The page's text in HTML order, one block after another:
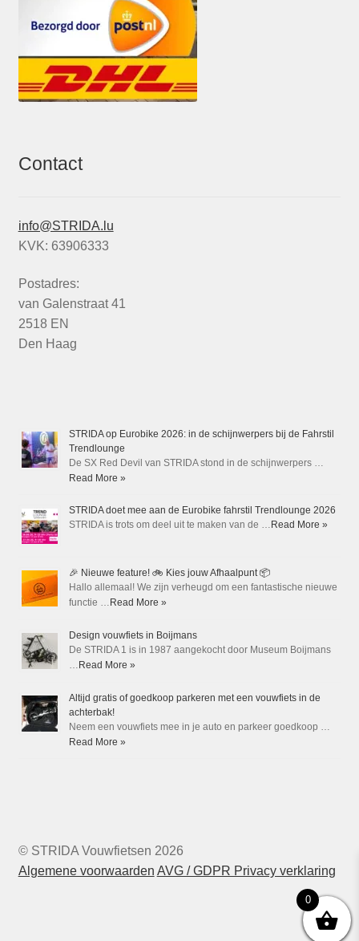
Contact
info@STRIDA.lu
KVK: 63906333
Postadres:
van Galenstraat 41
2518 EN
Den Haag
STRIDA op Eurobike 2026: in de schijnwerpers bij de Fahrstil
Trendlounge
De SX Red Devil van STRIDA stond in de schijnwerpers …
Read More »
STRIDA doet mee aan de Eurobike fahrstil Trendlounge 2026
STRIDA is trots om deel uit te maken van de … Read More »
🎉 Nieuwe feature! 🚲 Kies jouw Afhaalpunt 📦
Hallo allemaal! We zijn verheugd om een fantastische nieuwe
functie … Read More »
Design vouwfiets in Boijmans
De STRIDA 1 is in 1987 aangekocht door Museum Boijmans
… Read More »
Altijd gratis of goedkoop parkeren met een vouwfiets in de
achterbak!
Neem een vouwfiets mee in je auto en parkeer goedkoop …
Read More »
© STRIDA Vouwfietsen 2026
Algemene voorwaarden AVG / GDPR Privacy verklaring
0